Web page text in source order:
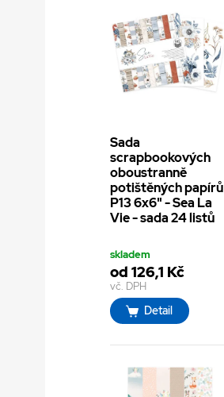
Sada
scrapbookových
oboustranně
potištěných papírů
P13 6x6" - Sea La
Vie - sada 24 listů
skladem
od 126,1 Kč
vč. DPH
Detail